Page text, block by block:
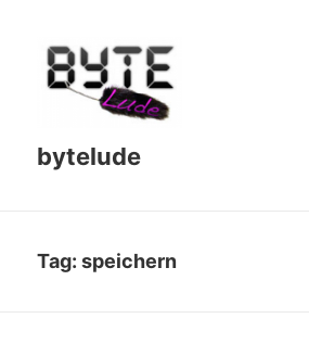
bytelude
Tag:speichern